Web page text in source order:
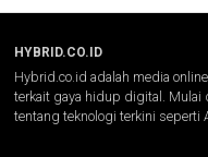
HYBRID.CO.ID
Hybrid.co.id adalah media
terkait gaya hidup digital.
tentang teknologi terkini seperti